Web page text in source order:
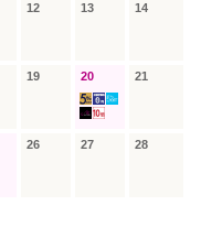
12 13 14
19 20 21
26 27 28